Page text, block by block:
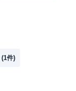
(1件)